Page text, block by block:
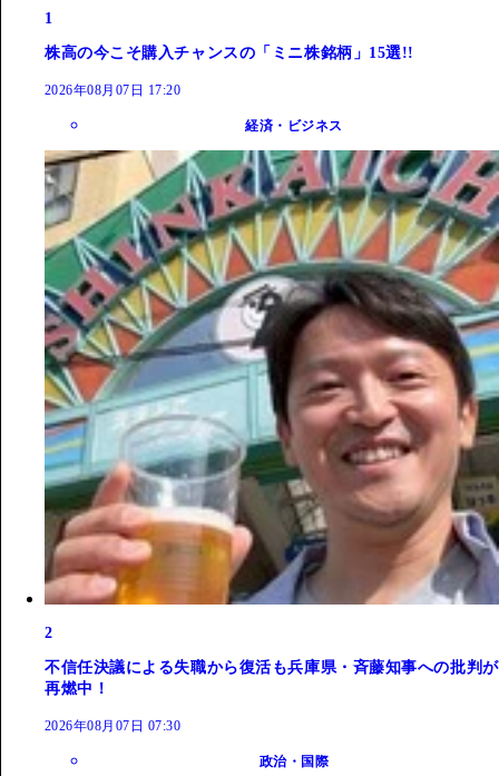
1
株高の今こそ購入チャンスの「ミニ株銘柄」15選!!
2026年08月07日 17:20
経済・ビジネス
2
不信任決議による失職から復活も兵庫県・斉藤知事への批判が
再燃中！
2026年08月07日 07:30
政治・国際